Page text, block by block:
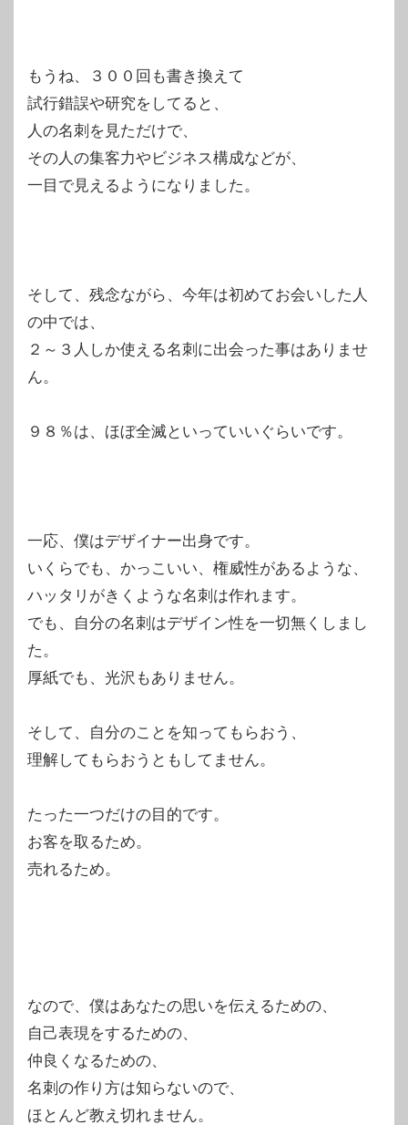
もうね、３００回も書き換えて
試行錯誤や研究をしてると、
人の名刺を見ただけで、
その人の集客力やビジネス構成などが、
一目で見えるようになりました。
そして、残念ながら、今年は初めてお会いした人
の中では、
２～３人しか使える名刺に出会った事はありませ
ん。
９８％は、ほぼ全滅といっていいぐらいです。
一応、僕はデザイナー出身です。
いくらでも、かっこいい、権威性があるような、
ハッタリがきくような名刺は作れます。
でも、自分の名刺はデザイン性を一切無くしまし
た。
厚紙でも、光沢もありません。
そして、自分のことを知ってもらおう、
理解してもらおうともしてません。
たった一つだけの目的です。
お客を取るため。
売れるため。
なので、僕はあなたの思いを伝えるための、
自己表現をするための、
仲良くなるための、
名刺の作り方は知らないので、
ほとんど教え切れません。